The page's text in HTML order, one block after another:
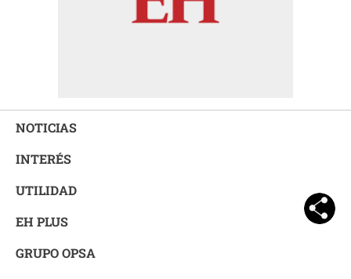
NOTICIAS
INTERÉS
UTILIDAD
EH PLUS
GRUPO OPSA